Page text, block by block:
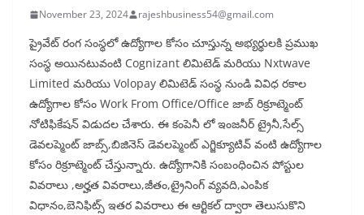
November 23, 2024 rajeshbusiness54@gmail.com
ప్రైవేట్ రంగ సంస్థలో ఉద్యోగాల కోసం చూస్తున్న అభ్యర్థులకి ప్రముఖ
సంస్థ అయినటువంటి Cognizant లిమిటెడ్ మరియు Nxtwave
Limited మరియు Volopay లిమిటెడ్ సంస్థ నుండి వివిధ రకాల
ఉద్యోగాల కోసం Work From Office/Office జాబ్ రిక్రూట్మెంట్
నోటిఫికేషన్ విడుదల చేశారు. ఈ కంపెనీ లో ఇంజనీర్ ట్రైనీ,సేల్స్
డెవలప్మెంట్ జాబ్స్,బిజినెస్ డెవలప్మెంట్ ఎగ్జిక్యూటివ్ వంటి ఉద్యోగాల
కోసం రిక్రూట్మెంట్ చేస్తున్నారు. ఉద్యోగానికి సంబంధించిన పోస్టుల
వివరాలు ,అర్హత వివరాలు,జీతం,ట్రైనింగ్ వ్యవది,ఎంపిక
విధానం,బెనిఫిట్స్ ఇతర వివరాలు ఈ ఆర్టికల్ ద్వారా తెలుసుకొని